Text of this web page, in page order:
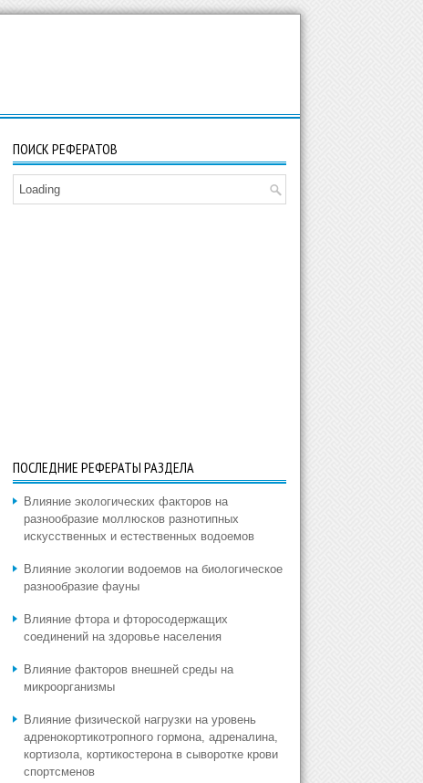
ПОИСК РЕФЕРАТОВ
Loading
ПОСЛЕДНИЕ РЕФЕРАТЫ РАЗДЕЛА
Влияние экологических факторов на
разнообразие моллюсков разнотипных
искусственных и естественных водоемов
Влияние экологии водоемов на биологическое
разнообразие фауны
Влияние фтора и фторосодержащих
соединений на здоровье населения
Влияние факторов внешней среды на
микроорганизмы
Влияние физической нагрузки на уровень
адренокортикотропного гормона, адреналина,
кортизола, кортикостерона в сыворотке крови
спортсменов